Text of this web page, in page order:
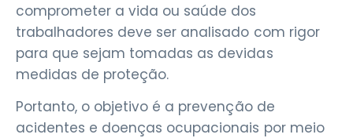
comprometer a vida ou saúde dos
trabalhadores deve ser analisado com rigor
para que sejam tomadas as devidas
medidas de proteção.
Portanto, o objetivo é a prevenção de
acidentes e doenças ocupacionais por meio